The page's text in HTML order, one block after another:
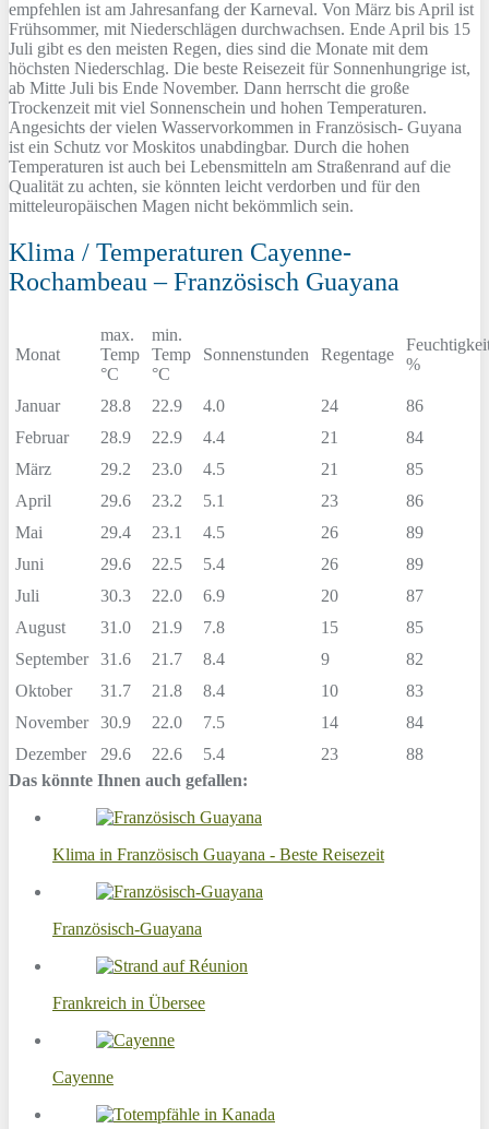
empfehlen ist am Jahresanfang der Karneval. Von März bis April ist
Frühsommer, mit Niederschlägen durchwachsen. Ende April bis 15
Juli gibt es den meisten Regen, dies sind die Monate mit dem
höchsten Niederschlag. Die beste Reisezeit für Sonnenhungrige ist,
ab Mitte Juli bis Ende November. Dann herrscht die große
Trockenzeit mit viel Sonnenschein und hohen Temperaturen.
Angesichts der vielen Wasservorkommen in Französisch- Guyana
ist ein Schutz vor Moskitos unabdingbar. Durch die hohen
Temperaturen ist auch bei Lebensmitteln am Straßenrand auf die
Qualität zu achten, sie könnten leicht verdorben und für den
mitteleuropäischen Magen nicht bekömmlich sein.
Klima / Temperaturen Cayenne-
Rochambeau – Französisch Guayana
Monat
max.
Temp
°C
min.
Temp
°C
Sonnenstunden Regentage
%
Januar 28.8 22.9 4.0 24
86
Februar
28.9 22.9 4.4 21
84
März
29.2 23.0 4.5 21
85
April
29.6 23.2 5.1 23
86
Mai
29.4 23.1 4.5 26
89
Juni
29.6 22.5 5.4 26
89
Juli
30.3 22.0 6.9 20
87
August
31.0 21.9 7.8 15
85
September
31.6 21.7 8.4 9
82
Oktober
31.7 21.8 8.4 10
83
November
30.9 22.0 7.5 14
84
Dezember
29.6 22.6 5.4 23
88
Das könnte Ihnen auch gefallen:
Klima in Französisch Guayana - Beste Reisezeit
Französisch-Guayana
Frankreich in Übersee
Cayenne